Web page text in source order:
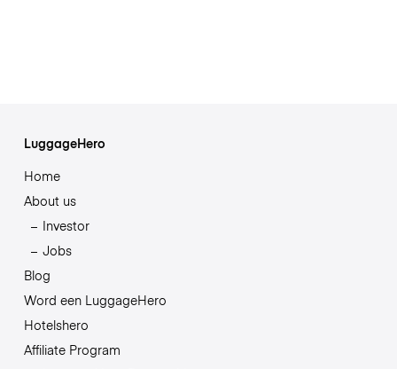
LuggageHero
Home
About us
Investor
Jobs
Blog
Word een LuggageHero
Hotelshero
Affiliate Program